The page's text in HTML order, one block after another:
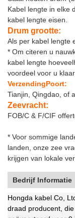
Kabel lengte in elke
kabel lengte eisen.
Drum grootte:
Als per kabel lengte
* Om citeren u
kabel lengte
voordeel voor u
VerzendingPoort:
Tianjin, Qingdao, of
Zeevracht:
FOB/C & F/CIF
* Voor sommige
landen, onze zee
krijgen van lokale
Bedrijf Informatie
Hongda kabel Co,
draad producent,